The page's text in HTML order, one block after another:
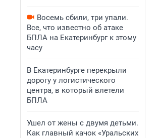
Восемь сбили, три упали.
Все, что известно об атаке
БПЛА на Екатеринбург к этому
часу
В Екатеринбурге перекрыли
дорогу у логистического
центра, в который влетели
БПЛА
Ушел от жены с двумя детьми.
Как главный качок «Уральских